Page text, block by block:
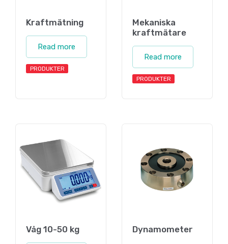
Kraftmätning
Read more
PRODUKTER
Mekaniska
kraftmätare
Read more
PRODUKTER
Våg 10-50 kg Dynamometer